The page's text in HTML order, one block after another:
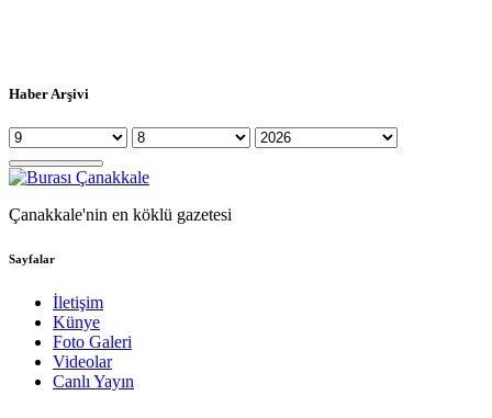
Haber Arşivi
Çanakkale'nin en köklü gazetesi
Sayfalar
İletişim
Künye
Foto Galeri
Videolar
Canlı Yayın